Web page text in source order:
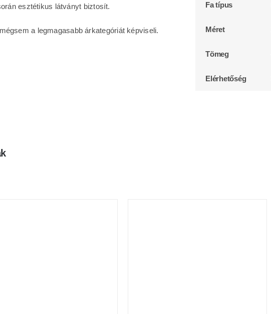
esztétikus látványt biztosít.
a legmagasabb árkategóriát képviseli.
Fa típus
Méret
Tömeg
Elérhetőség